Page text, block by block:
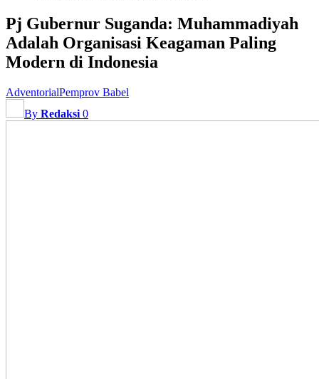
Pj Gubernur Suganda: Muhammadiyah
Adalah Organisasi Keagaman Paling
Modern di Indonesia
AdventorialPemprov Babel
By Redaksi 0